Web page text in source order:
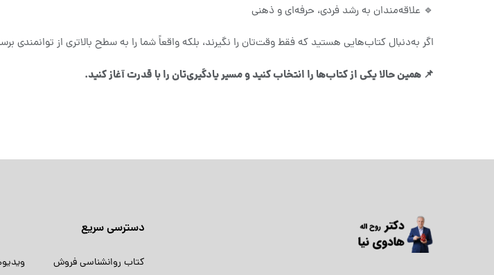
🔹 علاقه‌مندان به رشد فردی، حرفه‌ای و ذهنی
اگر به‌دنبال کتاب‌هایی هستید که فقط وقت‌تان را نگیرند، بلکه واقعاً شما را به سطح بالاتری از
📌 همین حالا یکی از کتاب‌ها را انتخاب کنید و مسیر یادگیری‌تان را با قدرت آغاز کنید.
دسترسی سریع
کتاب روانشناسی فروش